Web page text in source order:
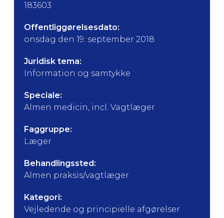
183603
Offentliggørelsesdato:
onsdag den 19. september 2018
Juridisk tema:
Information og samtykke
Speciale:
Almen medicin, incl. Vagtlæger
Faggruppe:
Læger
Behandlingssted:
Almen praksis/vagtlæger
Kategori:
Vejledende og principielle afgørelser